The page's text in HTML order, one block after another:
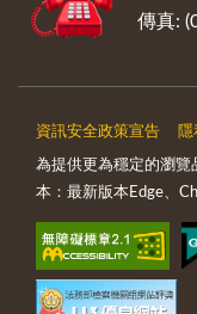
傳真:
資訊安全政策宣告
為提供更為穩定的瀏覽
本：最新版本Edge、